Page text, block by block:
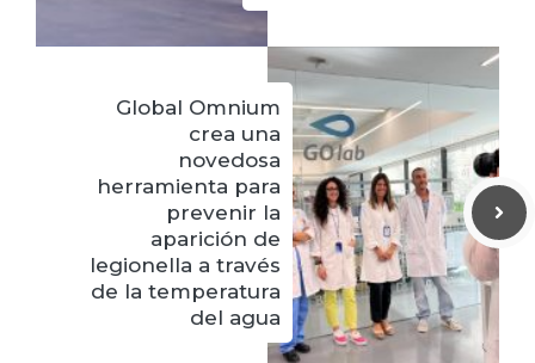
Global Omnium
crea una
novedosa
herramienta para
prevenir la
aparición de
legionella a través
de la temperatura
del agua